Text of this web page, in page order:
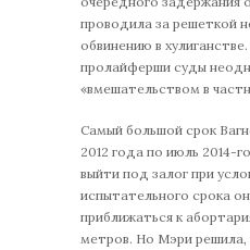
проводила за решеткой
обвинению в
пролайферши суды
«вмешательством в
Самый большой срок
2012 года по июль 2014-
выйти под залог при
испытательного срока
приближаться к
метров. Но Мэри